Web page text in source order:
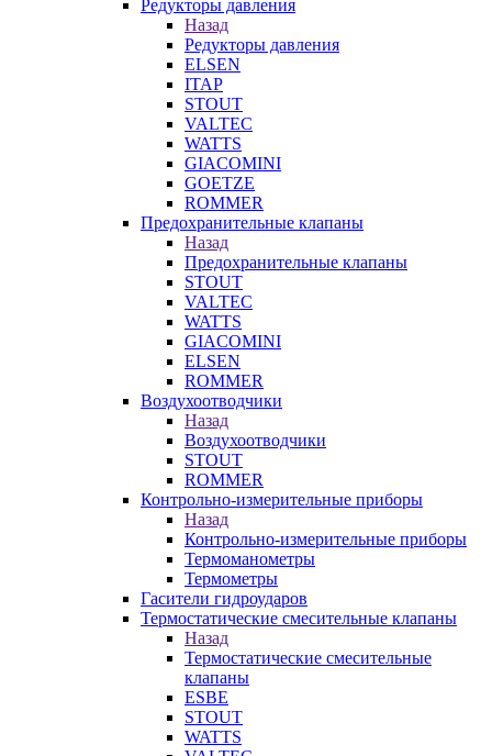
Редукторы давления
Назад
Редукторы давления
ELSEN
ITAP
STOUT
VALTEC
WATTS
GIACOMINI
GOETZE
ROMMER
Предохранительные клапаны
Назад
Предохранительные клапаны
STOUT
VALTEC
WATTS
GIACOMINI
ELSEN
ROMMER
Воздухоотводчики
Назад
Воздухоотводчики
STOUT
ROMMER
Контрольно-измерительные приборы
Назад
Контрольно-измерительные приборы
Термоманометры
Термометры
Гасители гидроударов
Термостатические смесительные клапаны
Назад
Термостатические смесительные
клапаны
ESBE
STOUT
WATTS